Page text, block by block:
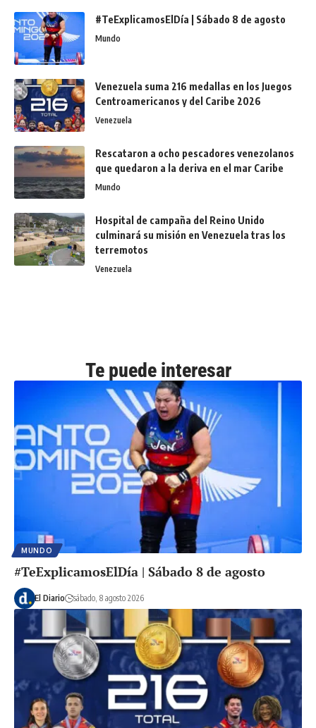
#TeExplicamosElDía | Sábado 8 de agosto
Mundo
Venezuela suma 216 medallas en los Juegos
Centroamericanos y del Caribe 2026
Venezuela
Rescataron a ocho pescadores venezolanos
que quedaron a la deriva en el mar Caribe
Mundo
Hospital de campaña del Reino Unido
culminará su misión en Venezuela tras los
terremotos
Venezuela
Te puede interesar
MUNDO
#TeExplicamosElDía | Sábado 8 de agosto
El Diario sábado, 8 agosto 2026